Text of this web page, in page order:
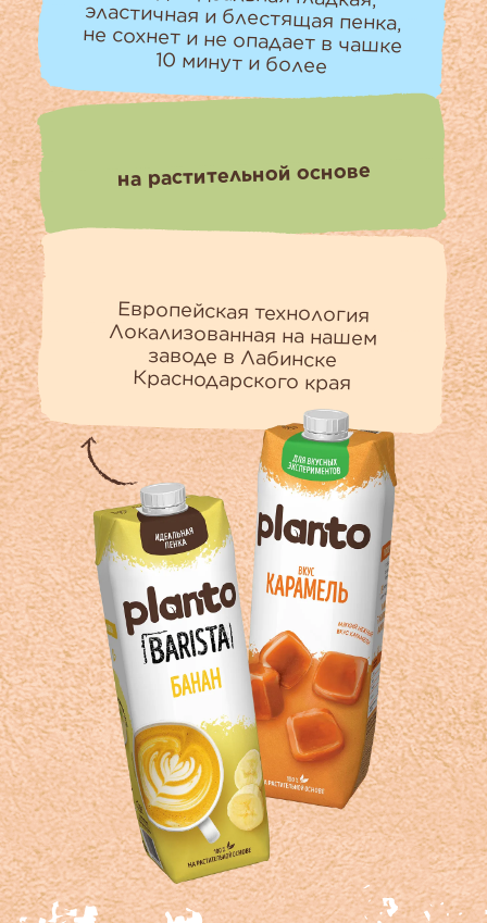
10 минут и более
Европейская технология
Локализованная на нашем
заводе в Лабинске
Краснодарского края
на растительной основе